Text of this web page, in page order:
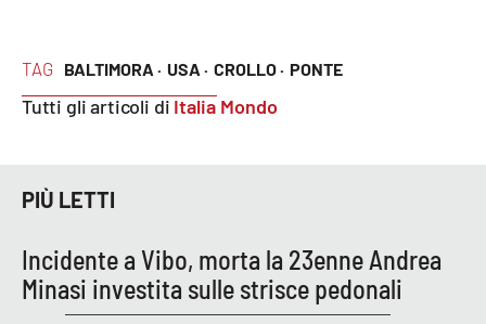
LaC TV
LaC OnAir
EDIZIONI
LOCALI
TAG BALTIMORA · USA · CROLLO · PONTE
Tutti gli articoli di Italia Mondo
PIÙ LETTI
Incidente a Vibo, morta la 23enne Andrea
Minasi investita sulle strisce pedonali